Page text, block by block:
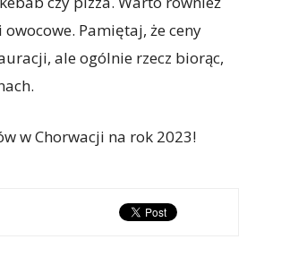
Pamiętaj, że ceny
ale ogólnie rzecz biorąc,
w Chorwacji na rok 2023!